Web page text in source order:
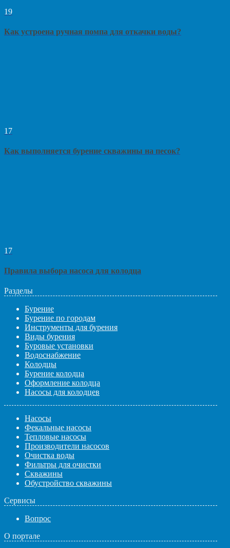
19
Как устроена ручная помпа для откачки воды?
17
Как выполняется бурение скважины на песок?
17
Правила выбора насоса для колодца
Разделы
Бурение
Бурение по городам
Инструменты для бурения
Виды бурения
Буровые установки
Водоснабжение
Колодцы
Бурение колодца
Оформление колодца
Насосы для колодцев
Насосы
Фекальные насосы
Тепловые насосы
Производители насосов
Очистка воды
Фильтры для очистки
Скважины
Обустройство скважины
Сервисы
Вопрос
О портале